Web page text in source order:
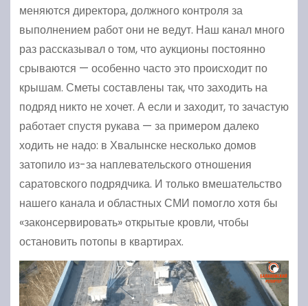
меняются директора, должного контроля за
выполнением работ они не ведут. Наш канал много
раз рассказывал о том, что аукционы постоянно
срываются — особенно часто это происходит по
крышам. Сметы составлены так, что заходить на
подряд никто не хочет. А если и заходит, то зачастую
работает спустя рукава — за примером далеко
ходить не надо: в Хвалынске несколько домов
затопило из-за наплевательского отношения
саратовского подрядчика. И только вмешательство
нашего канала и областных СМИ помогло хотя бы
«законсервировать» открытые кровли, чтобы
остановить потопы в квартирах.